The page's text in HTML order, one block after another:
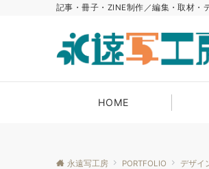
記事・冊子・ZINE制作／編集・取材・
HOME
永遠写工房 PORTFOLIO デザイ